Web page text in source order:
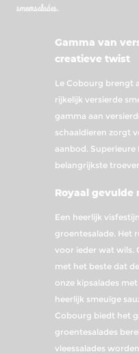
smeersalades.
Gamma van
creatieve twist
Le Cobourg brengt
rijkelijk versierde
gamma aan
schaaldieren zorgt
aanbod. Superieure
belangrijkste
Royaal gevulde
Een heerlijk
groentesalade. Het
voor ieder wat wils.
met het beste dat
onze kipsalades
heerlijk smeuïge
Cobourg biedt het
groentesalades
vleessalades